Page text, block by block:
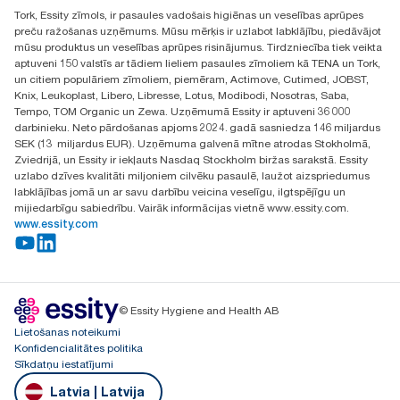
Atrast izplatītāju
Ulbrokas street 19A
Riga, Latvija
LV-1028
Tork, Essity zīmols, ir pasaules vadošais higiēnas un veselības aprūpes
preču ražošanas uzņēmums. Mūsu mērķis ir uzlabot labklājību, piedāvājot
mūsu produktus un veselības aprūpes risinājumus. Tirdzniecība tiek veikta
aptuveni 150 valstīs ar tādiem lieliem pasaules zīmoliem kā TENA un Tork,
un citiem populāriem zīmoliem, piemēram, Actimove, Cutimed, JOBST,
Knix, Leukoplast, Libero, Libresse, Lotus, Modibodi, Nosotras, Saba,
Tempo, TOM Organic un Zewa. Uzņēmumā Essity ir aptuveni 36 000
darbinieku. Neto pārdošanas apjoms 2024. gadā sasniedza 146 miljardus
SEK (13 miljardus EUR). Uzņēmuma galvenā mītne atrodas Stokholmā,
Zviedrijā, un Essity ir iekļauts Nasdaq Stockholm biržas sarakstā. Essity
uzlabo dzīves kvalitāti miljoniem cilvēku pasaulē, laužot aizspriedumus
labklājības jomā un ar savu darbību veicina veselīgu, ilgtspējīgu un
mijiedarbīgu sabiedrību. Vairāk informācijas vietnē www.essity.com.
www.essity.com
© Essity Hygiene and Health AB
Lietošanas noteikumi
Konfidencialitātes politika
Sīkdatņu iestatījumi
Latvia | Latvija